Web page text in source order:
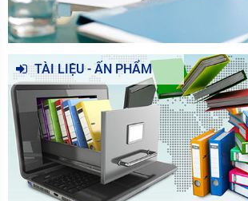
TÀI LIỆU - ẤN PHẨM